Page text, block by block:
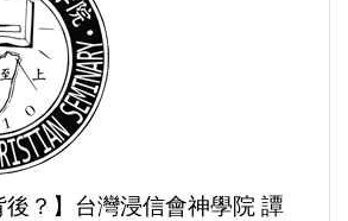
後？】台灣浸信會神學院 譚